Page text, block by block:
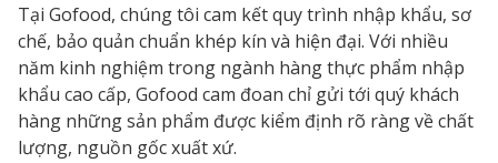
Tại Gofood, chúng tôi cam kết quy trình nhập khẩu, sơ
chế, bảo quản chuẩn khép kín và hiện đại. Với nhiều
năm kinh nghiệm trong ngành hàng thực phẩm nhập
khẩu cao cấp, Gofood cam đoan chỉ gửi tới quý khách
hàng những sản phẩm được kiểm định rõ ràng về chất
lượng, nguồn gốc xuất xứ.